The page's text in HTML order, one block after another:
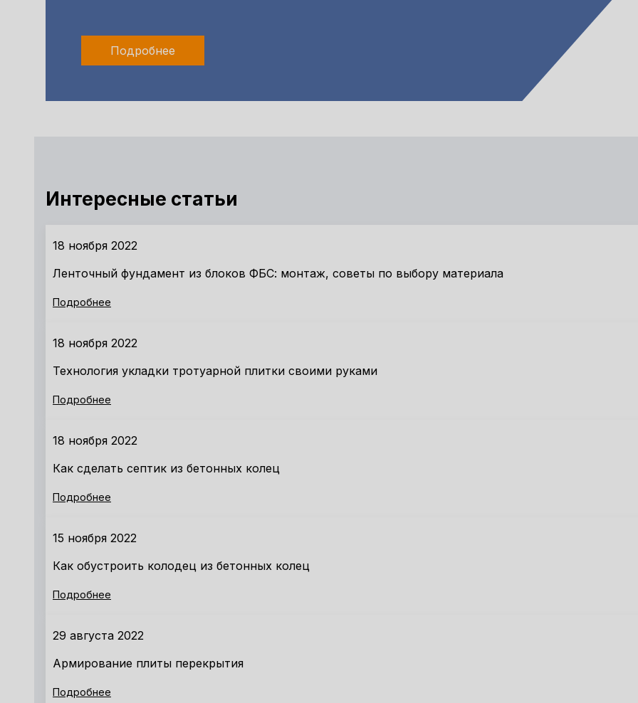
Подробнее
Интересные статьи
18 ноября 2022
Ленточный фундамент из блоков ФБС: монтаж, советы по выбору материала
Подробнее
18 ноября 2022
Технология укладки тротуарной плитки своими руками
Подробнее
18 ноября 2022
Как сделать септик из бетонных колец
Подробнее
15 ноября 2022
Как обустроить колодец из бетонных колец
Подробнее
29 августа 2022
Армирование плиты перекрытия
Подробнее